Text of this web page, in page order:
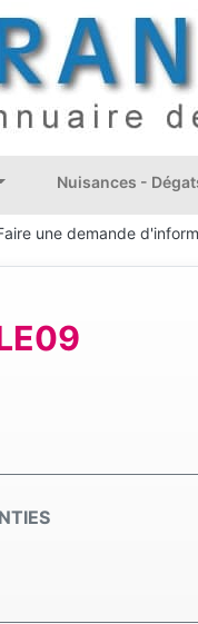
Nuisances -
une demande